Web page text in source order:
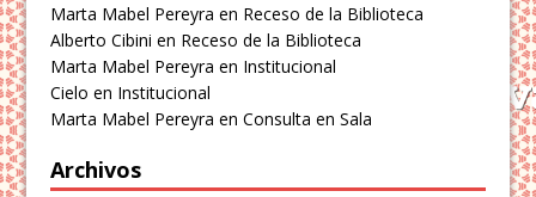
Marta Mabel Pereyra en Receso de la Biblioteca
Alberto Cibini en Receso de la Biblioteca
Marta Mabel Pereyra en Institucional
Cielo en Institucional
Marta Mabel Pereyra enConsulta en Sala
Archivos